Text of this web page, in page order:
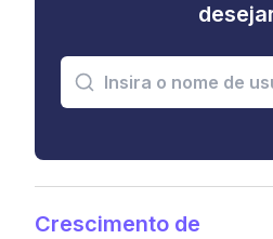
Crescimento de